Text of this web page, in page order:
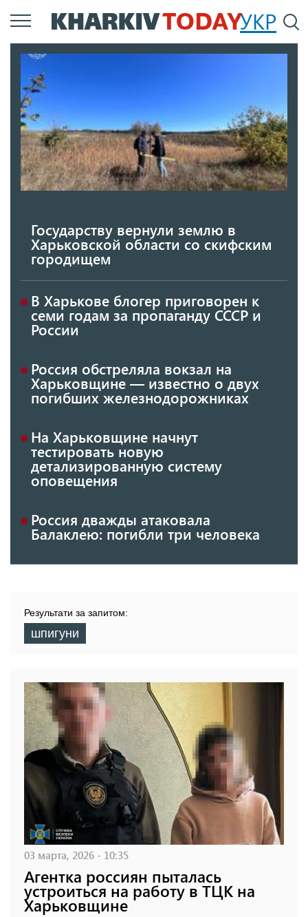
Перейти
к
УКР
Государству вернули землю в
Харьковской области со скифским
городищем
В Харькове блогер приговорен к
семи годам за пропаганду СССР и
России
Россия обстреляла вокзал на
Харьковщине — известно о двух
погибших железнодорожниках
На Харьковщине начнут
тестировать новую
детализированную систему
оповещения
Россия дважды атаковала
Балаклею: погибли три человека
Результати за запитом:
шпигуни
03 марта, 2026 - 10:35
Агентка россиян пыталась
устроиться на работу в ТЦК на
Харьковщине